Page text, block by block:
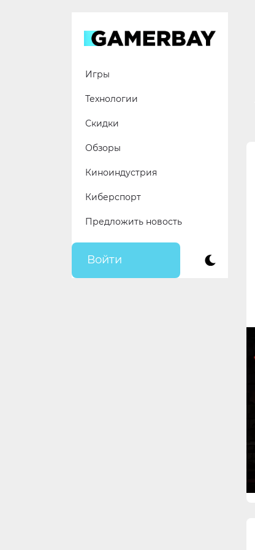
Игры
Технологии
Скидки
Обзоры
Киноиндустрия
Киберспорт
Предложить новость
Войти